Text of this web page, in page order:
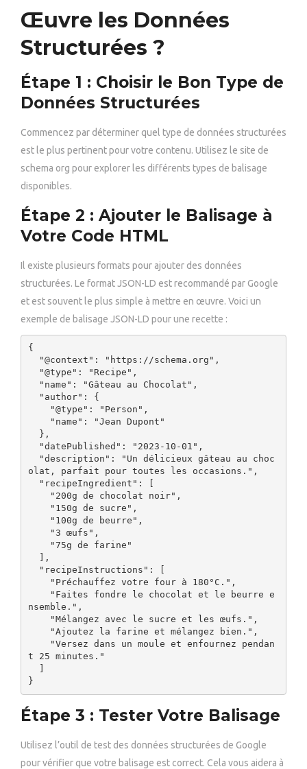
Œuvre les Données
Structurées ?
Étape 1 : Choisir le Bon Type de
Données Structurées
Commencez par déterminer quel type de données structurées
est le plus pertinent pour votre contenu. Utilisez le site de
schema org pour explorer les différents types de balisage
disponibles.
Étape 2 : Ajouter le Balisage à
Votre Code HTML
Il existe plusieurs formats pour ajouter des données
structurées. Le format JSON-LD est recommandé par Google
et est souvent le plus simple à mettre en œuvre. Voici un
exemple de balisage JSON-LD pour une recette :
{
olat, parfait pour toutes les occasions.",
nsemble.",
t 25 minutes."
Étape 3 : Tester Votre Balisage
Utilisez l’outil de test des données structurées de Google
pour vérifier que votre balisage est correct. Cela vous aidera à